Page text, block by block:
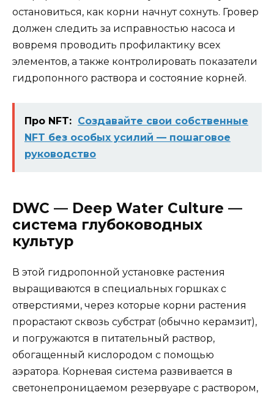
остановиться, как корни начнут сохнуть. Гровер
должен следить за исправностью насоса и
вовремя проводить профилактику всех
элементов, а также контролировать показатели
гидропонного раствора и состояние корней.
Про NFT: Создавайте свои собственные
NFT без особых усилий — пошаговое
руководство
DWC — Deep Water Culture —
система глубоководных
культур
В этой гидропонной установке растения
выращиваются в специальных горшках с
отверстиями, через которые корни растения
прорастают сквозь субстрат (обычно керамзит),
и погружаются в питательный раствор,
обогащенный кислородом с помощью
аэратора. Корневая система развивается в
светонепроницаемом резервуаре с раствором,